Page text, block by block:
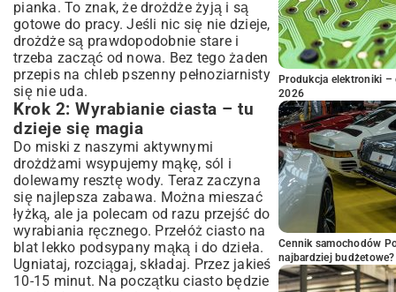
pianka. To znak, że drożdże żyją i są
gotowe do pracy. Jeśli nic się nie dzieje,
drożdże są prawdopodobnie stare i
trzeba zacząć od nowa. Bez tego żaden
przepis na chleb pszenny pełnoziarnisty
się nie uda.
Krok 2: Wyrabianie ciasta – tu
dzieje się magia
Do miski z naszymi aktywnymi
drożdżami wsypujemy mąkę, sól i
dolewamy resztę wody. Teraz zaczyna
się najlepsza zabawa. Można mieszać
łyżką, ale ja polecam od razu przejść do
wyrabiania ręcznego. Przełóż ciasto na
blat lekko podsypany mąką i do dzieła.
Ugniataj, rozciągaj, składaj. Przez jakieś
10-15 minut. Na początku ciasto będzie
Produkcja elektroniki –
2026
Cennik samochodów
najbardziej budżetowe?